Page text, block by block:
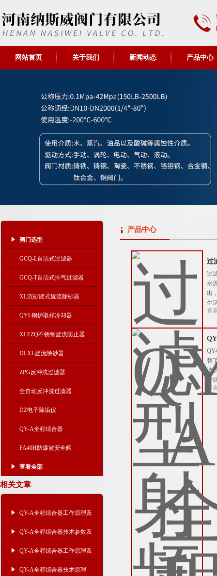
网站首页 关于我们 新闻动态 产品中心
阀门选型
GCQ-L自洁式过滤器
GCQ-T自洁式排气过滤器
XL沉砂罐式旋流除砂器
QYL锅炉取样冷却器
XLFZQ不锈钢旋流防止器
DLXL旋流除砂器
ZPG反冲洗过滤器
全自动反冲洗过滤器
DZ电子除垢仪
QY-A全程综合器
FA49H防爆波安全阀
查看全部
相关文章
QY-A全程综合器工作原理及
技术特点
QY-A全程综合器技术参数及
工作原理
QY-A全程综合器工作原理及
安装注意事项
QY-A全程综合器技术原理
产品中心
过
过
水
出
生
查
替
滤
空
查